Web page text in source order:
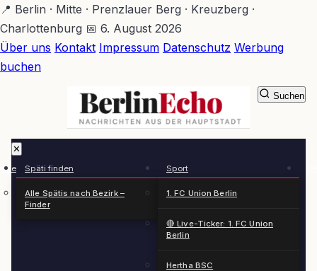
Zum
Hauptinhalt
springen
📍 Berlin · Mitte · Prenzlauer Berg · Kreuzberg ·
Charlottenburg 📅 6. August 2026
Über uns Kontakt Impressum Datenschutz Werbung
buchen
BerlinEcho – Zur Startseite
✕
Späti finden
Alle Spätis nach Bezirk –
Finder
Sport
1. FC Union Berlin
🔴 Live-Ticker: 1. FC Union
Berlin
Hertha BSC
Suchen